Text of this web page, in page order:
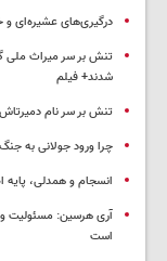
درگیری‌های عشیره‌ای و خانوادگی در
شدند+ فیلم
تنش بر سر نام
چرا ورود جولانی به
انسجام و همدلی،
آری هرسین: مسئولیت
است